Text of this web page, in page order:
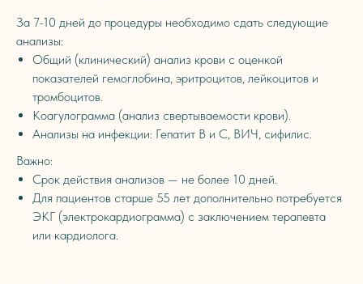
За 7-10 дней до процедуры необходимо сдать следующие
анализы:
Общий (клинический) анализ крови с оценкой
показателей гемоглобина, эритроцитов, лейкоцитов и
тромбоцитов.
Коагулограмма (анализ свертываемости крови).
Анализы на инфекции: Гепатит B и C, ВИЧ, сифилис.
Важно:
Срок действия анализов — не более 10 дней.
Для пациентов старше 55 лет дополнительно потребуется
ЭКГ (электрокардиограмма) с заключением терапевта
или кардиолога.